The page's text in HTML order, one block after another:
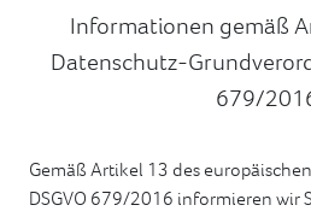
Informationen gemäß
Datenschutz-
679/
Gemäß Artikel 13 des
DSGVO 679/2016 informieren wir